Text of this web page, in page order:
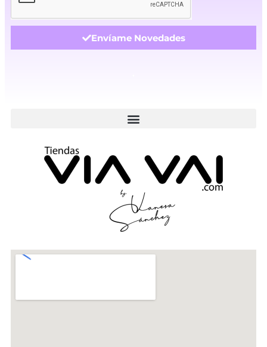
Envíame Novedades